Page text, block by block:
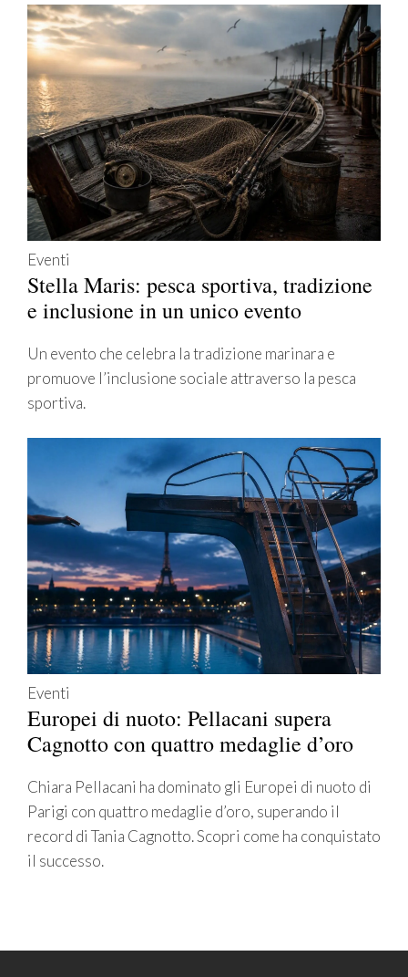
Eventi
Stella Maris: pesca sportiva, tradizione
e inclusione in un unico evento
Un evento che celebra la tradizione marinara e
promuove l’inclusione sociale attraverso la pesca
sportiva.
Eventi
Europei di nuoto: Pellacani supera
Cagnotto con quattro medaglie d’oro
Chiara Pellacani ha dominato gli Europei di nuoto di
Parigi con quattro medaglie d’oro, superando il
record di Tania Cagnotto. Scopri come ha conquistato
il successo.